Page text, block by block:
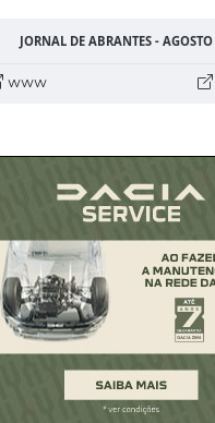
JORNAL DE ABRANTES -
www